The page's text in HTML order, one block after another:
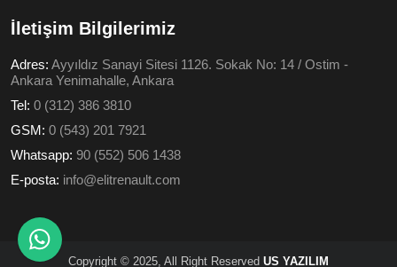
İletişim Bilgilerimiz
Adres: Ayyıldız Sanayi Sitesi 1126. Sokak No: 14 / Ostim -
Ankara Yenimahalle, Ankara
Tel: 0 (312) 386 3810
GSM: 0 (543) 201 7921
Whatsapp: 90 (552) 506 1438
E-posta: info@elitrenault.com
Copyright © 2025, All Right Reserved US YAZILIM